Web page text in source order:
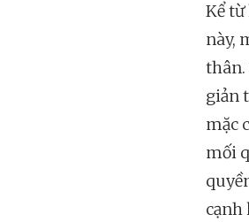
Kể
này,
thân.
giản
mặc
mối
cạnh